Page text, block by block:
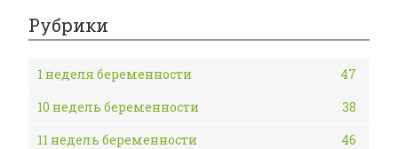
Рубрики
1 неделя беременности
47
10 недель беременности
38
11 недель беременности
46